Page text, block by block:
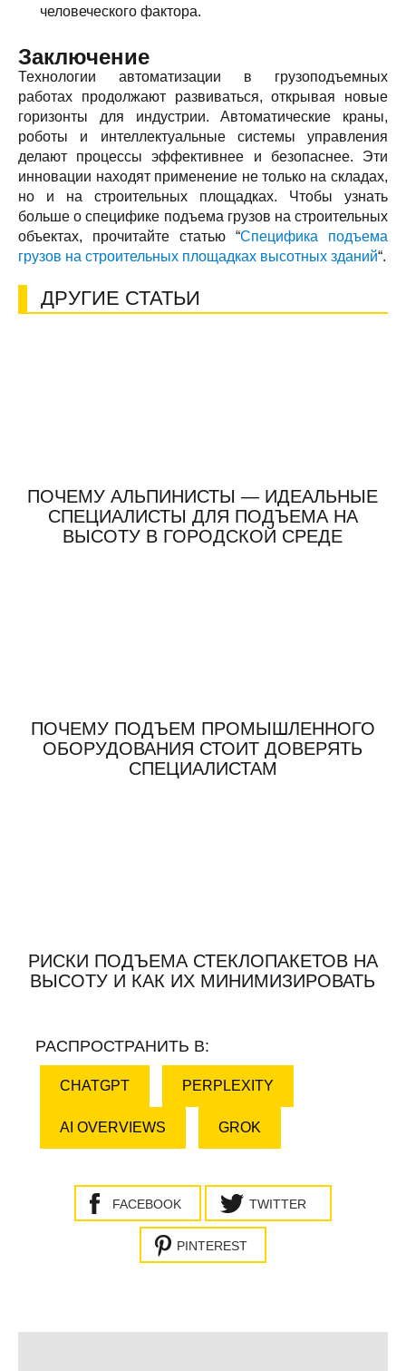
человеческого фактора.
Заключение
Технологии автоматизации в грузоподъемных
работах продолжают развиваться, открывая новые
горизонты для индустрии. Автоматические краны,
роботы и интеллектуальные системы управления
делают процессы эффективнее и безопаснее. Эти
инновации находят применение не только на складах,
но и на строительных площадках. Чтобы узнать
больше о специфике подъема грузов на строительных
объектах, прочитайте статью “Специфика подъема
грузов на строительных площадках высотных зданий“.
ДРУГИЕ СТАТЬИ
ПОЧЕМУ АЛЬПИНИСТЫ — ИДЕАЛЬНЫЕ
СПЕЦИАЛИСТЫ ДЛЯ ПОДЪЕМА НА
ВЫСОТУ В ГОРОДСКОЙ СРЕДЕ
ПОЧЕМУ ПОДЪЕМ ПРОМЫШЛЕННОГО
ОБОРУДОВАНИЯ СТОИТ ДОВЕРЯТЬ
СПЕЦИАЛИСТАМ
РИСКИ ПОДЪЕМА СТЕКЛОПАКЕТОВ НА
ВЫСОТУ И КАК ИХ МИНИМИЗИРОВАТЬ
РАСПРОСТРАНИТЬ В:
CHATGPT PERPLEXITY
AI OVERVIEWS GROK
FACEBOOK TWITTER
PINTEREST